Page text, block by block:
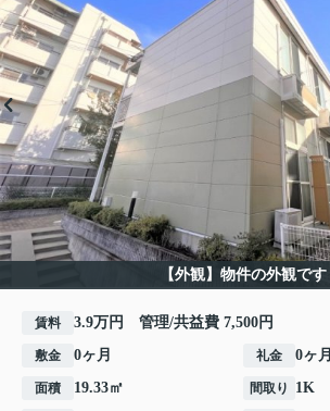
【外観】物件の外観です
賃料 3.9万円 管理/共益費 7,500円
敷金 0ヶ月 礼金 0ヶ月
面積 19.33㎡ 間取り 1K